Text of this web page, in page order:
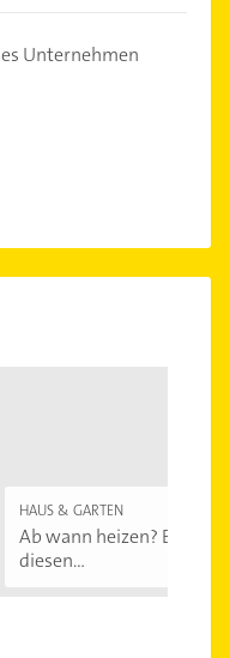
Unternehmen
HAUS & GARTEN
Ab wann heizen? Bei
diesen